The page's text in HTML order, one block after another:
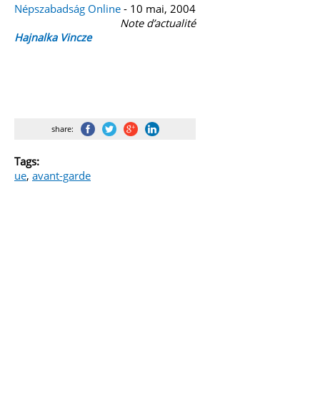
Népszabadság Online - 10 mai, 2004
Note d’actualité
Hajnalka Vincze
share:
Tags:
ue, avant-garde